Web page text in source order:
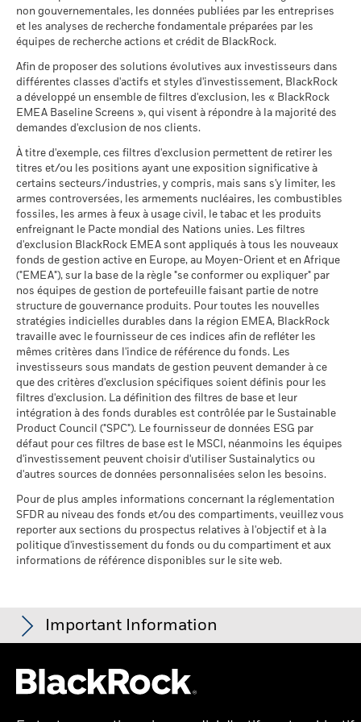
SEDOL BV2DG94
Défavorable
Ce que vous pourriez obtenir après
Rendement annuel moyen
Intermédiaire
Ce que vous pourriez obtenir après
Rendement annuel moyen
Favorable
Ce que vous pourriez obtenir après
Rendement annuel moyen
Le scénario de tension montre ce que vous pourriez obtenir
dans des situations de marché extrêmes.
MSCI - Armes à feu civiles
au 30/juin/2026
0,00%
MSCI - Tabac
au 30/juin/2026
MSCI - Contrevenants au
Pacte mondial des Nations
Unies
au 30/juin/2026
0,00%
MSCI - Charbon thermique
au 30/juin/2026
0,00%
MSCI - Sables bitumineux
au 30/juin/2026
0,00%
Données sur la
participation aux secteurs
d'activité
au 30/juin/2026
61,68%
Pourcentage des avoirs du
fonds à l'égard desquels
des données ne sont pas
disponibles
au 30/juin/2026
L'exposition de BlackRock aux secteurs d'activité, telle qu'elle
est indiquée ci-dessus, pour le charbon thermique et les
sables bitumineux, est calculée et déclarée pour les
entreprises qui tirent plus de 5 % de leurs revenus du
charbon thermique ou des sables bitumineux, tel que défini
par MSCI ESG Research. L’exposition aux entreprises qui
génèrent des revenus à partir du charbon thermique ou des
sables bitumineux (à un seuil de revenus de 0 %), telle que
définie par MSCI ESG Research, se répartit comme suit :
Les indicateurs de participation aux secteurs d'activité sont
calculés par BlackRock à l’aide des données de MSCI ESG
société aux différents secteurs d'activité. BlackRock s’appuie
sur ces données pour fournir une vue d’ensemble des avoirs,
AGG (en)
Sustainability related disclosure - PDEAR-
AGG (fr)
BlackRock Strategic Funds - Prospectus
(English)
BlackRock Strategic Funds - Prospectus
(French - Belgium^France)
BlackRock Strategic Funds - Prospectus
(French - France)
Voir tous les documents
non gouvernementales, les données publiées par les entreprises
et les analyses de recherche fondamentale préparées par les
équipes de recherche actions et crédit de BlackRock.
Afin de proposer des solutions évolutives aux investisseurs dans
différentes classes d'actifs et styles d'investissement, BlackRock
a développé un ensemble de filtres d'exclusion, les « BlackRock
EMEA Baseline Screens », qui visent à répondre à la majorité des
demandes d'exclusion de nos clients.
À titre d'exemple, ces filtres d'exclusion permettent de retirer les
titres et/ou les positions ayant une exposition significative à
certains secteurs/industries, y compris, mais sans s'y limiter, les
armes controversées, les armements nucléaires, les combustibles
fossiles, les armes à feux à usage civil, le tabac et les produits
enfreignant le Pacte mondial des Nations unies. Les filtres
d'exclusion BlackRock EMEA sont appliqués à tous les nouveaux
fonds de gestion active en Europe, au Moyen-Orient et en Afrique
("EMEA"), sur la base de la règle "se conformer ou expliquer" par
nos équipes de gestion de portefeuille faisant partie de notre
structure de gouvernance produits. Pour toutes les nouvelles
stratégies indicielles durables dans la région EMEA, BlackRock
travaille avec le fournisseur de ces indices afin de refléter les
mêmes critères dans l'indice de référence du fonds. Les
investisseurs sous mandats de gestion peuvent demander à ce
que des critères d'exclusion spécifiques soient définis pour les
filtres d'exclusion. La définition des filtres de base et leur
intégration à des fonds durables est contrôlée par le Sustainable
Product Council ("SPC"). Le fournisseur de données ESG par
défaut pour ces filtres de base est le MSCI, néanmoins les équipes
d'investissement peuvent choisir d'utiliser Sustainalytics ou
d'autres sources de données personnalisées selon les besoins.
Pour de plus amples informations concernant la réglementation
SFDR au niveau des fonds et/ou des compartiments, veuillez vous
reporter aux sections du prospectus relatives à l'objectif et à la
politique d'investissement du fonds ou du compartiment et aux
informations de référence disponibles sur le site web.
Important Information
Pour les fonds dont l'objectif de placement comprend des critères
ESG, certaines mesures commerciales ou autres situations